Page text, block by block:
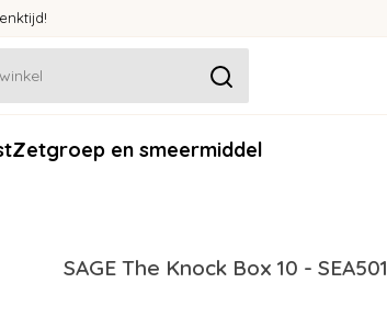
Zetgroep en smeermiddel
SAGE The Knock Box 10 - SEA501